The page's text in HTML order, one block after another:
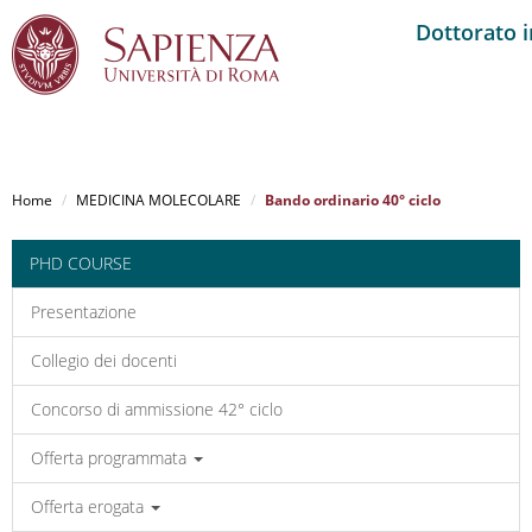
al
principale
Dottorato
Home MEDICINA MOLECOLARE Bando ordinario 40° ciclo
PHD COURSE
Presentazione
Collegio dei docenti
Concorso di ammissione 42° ciclo
Offerta programmata
Offerta erogata